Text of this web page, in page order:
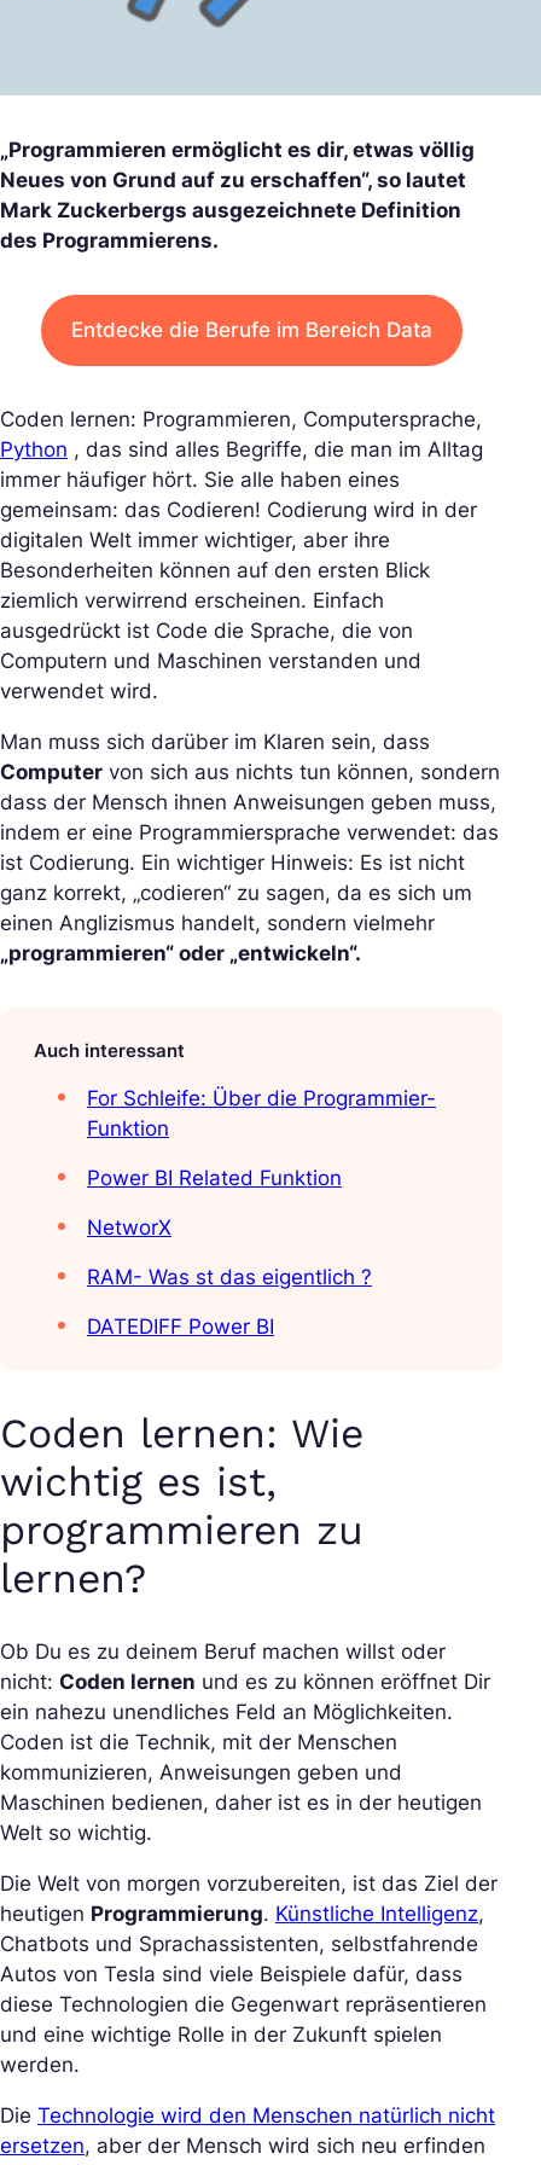
„Programmieren ermöglicht es dir, etwas völlig
Neues von Grund auf zu erschaffen“, so lautet
Mark Zuckerbergs ausgezeichnete Definition
des Programmierens.
Entdecke die Berufe im Bereich Data
Coden lernen: Programmieren, Computersprache,
Python , das sind alles Begriffe, die man im Alltag
immer häufiger hört. Sie alle haben eines
gemeinsam: das Codieren! Codierung wird in der
digitalen Welt immer wichtiger, aber ihre
Besonderheiten können auf den ersten Blick
ziemlich verwirrend erscheinen. Einfach
ausgedrückt ist Code die Sprache, die von
Computern und Maschinen verstanden und
verwendet wird.
Man muss sich darüber im Klaren sein, dass
Computer von sich aus nichts tun können, sondern
dass der Mensch ihnen Anweisungen geben muss,
indem er eine Programmiersprache verwendet: das
ist Codierung. Ein wichtiger Hinweis: Es ist nicht
ganz korrekt, „codieren“ zu sagen, da es sich um
einen Anglizismus handelt, sondern vielmehr
„programmieren“ oder „entwickeln“.
Auch interessant
For Schleife: Über die Programmier-
Funktion
Power BI Related Funktion
NetworX
RAM- Was st das eigentlich ?
DATEDIFF Power BI
Coden lernen: Wie
wichtig es ist,
programmieren zu
lernen?
Ob Du es zu deinem Beruf machen willst oder
nicht: Coden lernen und es zu können eröffnet Dir
ein nahezu unendliches Feld an Möglichkeiten.
Coden ist die Technik, mit der Menschen
kommunizieren, Anweisungen geben und
Maschinen bedienen, daher ist es in der heutigen
Welt so wichtig.
Die Welt von morgen vorzubereiten, ist das Ziel der
heutigen Programmierung. Künstliche Intelligenz,
Chatbots und Sprachassistenten, selbstfahrende
Autos von Tesla sind viele Beispiele dafür, dass
diese Technologien die Gegenwart repräsentieren
und eine wichtige Rolle in der Zukunft spielen
werden.
Die Technologie wird den Menschen natürlich nicht
ersetzen, aber der Mensch wird sich neu erfinden